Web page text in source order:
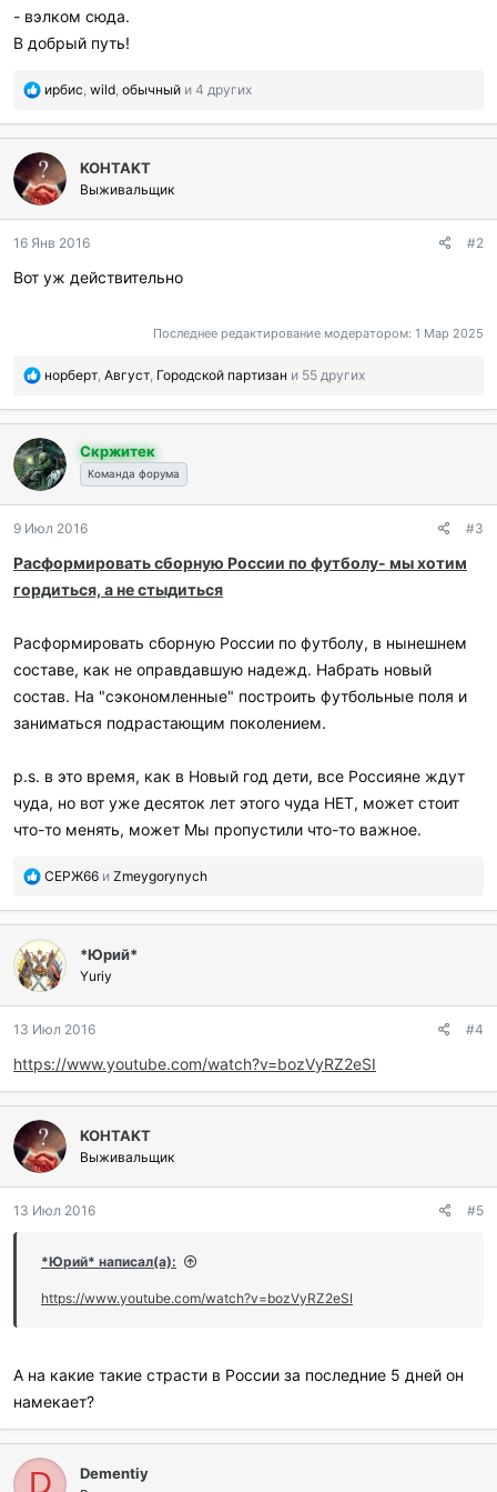
- вэлком сюда.
В добрый путь!
П
б
л
а
г
о
а
и
ирбис, wild, обычный и 4 других
KOHTAKT
Выживальщик
16 Янв 2016 #2
Вот уж действительно
Последнее редактирование модератором: 1 Мар 2025
П
б
а
г
о
а
р
и
л
:
норберт Август Городской партизан и 55 других
Скржитек
Команда форума
9 Июл 2016 #3
Расформировать сборную России по футболу- мы хотим
гордиться, а не стыдиться
Расформировать сборную России по футболу, в нынешнем
составе, как не оправдавшую надежд. Набрать новый
состав. На "сэкономленные" построить футбольные поля и
заниматься подрастающим поколением.
p.s. в это время, как в Новый год дети, все Россияне ждут
чуда, но вот уже десяток лет этого чуда НЕТ, может стоит
что-то менять, может Мы пропустили что-то важное.
П
б
а
г
о
а
и
л
:
СЕРЖ66 и Zmeygorynych
*Юрий*
Yuriy
13 Июл 2016 #4
https://www.youtube.com/watch?v=bozVyRZ2eSI
KOHTAKT
Выживальщик
13 Июл 2016 #5
*Юрий* написал(а):
https://www.youtube.com/watch?v=bozVyRZ2eSI
А на какие такие страсти в России за последние 5 дней он
намекает?
D Dementiy